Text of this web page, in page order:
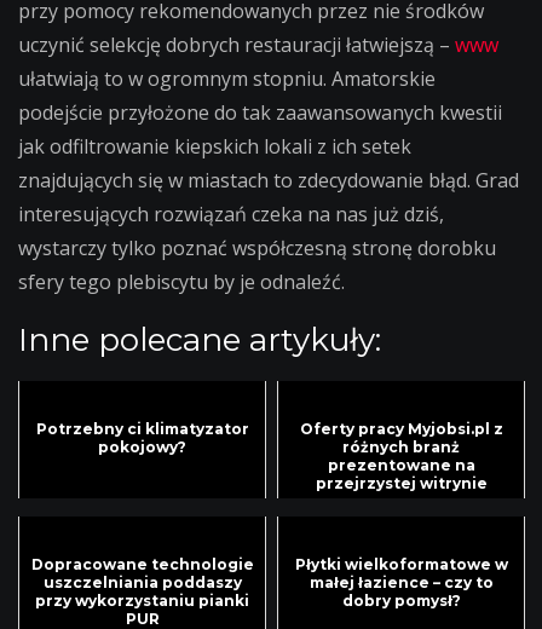
przy pomocy rekomendowanych przez nie środków
uczynić selekcję dobrych restauracji łatwiejszą – www
ułatwiają to w ogromnym stopniu. Amatorskie
podejście przyłożone do tak zaawansowanych kwestii
jak odfiltrowanie kiepskich lokali z ich setek
znajdujących się w miastach to zdecydowanie błąd. Grad
interesujących rozwiązań czeka na nas już dziś,
wystarczy tylko poznać współczesną stronę dorobku
sfery tego plebiscytu by je odnaleźć.
Inne polecane artykuły:
Potrzebny ci klimatyzator
pokojowy?
Oferty pracy Myjobsi.pl z
różnych branż
prezentowane na
przejrzystej witrynie
Dopracowane technologie
uszczelniania poddaszy
przy wykorzystaniu pianki
PUR
Płytki wielkoformatowe w
małej łazience – czy to
dobry pomysł?